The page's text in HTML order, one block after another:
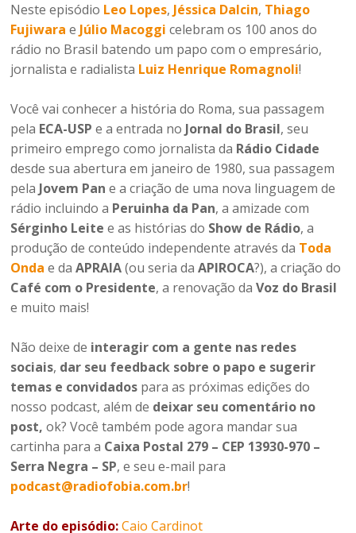
Neste episódio Leo Lopes, Jéssica Dalcin, Thiago
Fujiwara e Júlio Macoggi celebram os 100 anos do
rádio no Brasil batendo um papo com o empresário,
jornalista e radialista Luiz Henrique Romagnoli!
Você vai conhecer a história do Roma, sua passagem
pela ECA-USP e a entrada no Jornal do Brasil, seu
primeiro emprego como jornalista da Rádio Cidade
desde sua abertura em janeiro de 1980, sua passagem
pela Jovem Pan e a criação de uma nova linguagem de
rádio incluindo a Peruinha da Pan, a amizade com
Sérginho Leite e as histórias do Show de Rádio, a
produção de conteúdo independente através da Toda
Onda e daAPRAIA(ou seria daAPIROCA?), a criação do
Café com o Presidente, a renovação daVoz do Brasil
e muito mais!
Não deixe de interagir com a gente nas redes
sociais, dar seu feedback sobre o papo e sugerir
temas e convidados para as próximas edições do
nosso podcast, além de deixar seu comentário no
post, ok? Você também pode agora mandar sua
cartinha para a Caixa Postal 279 – CEP 13930-970 –
Serra Negra – SP, e seu e-mail para
podcast@radiofobia.com.br!
Arte do episódio: Caio Cardinot